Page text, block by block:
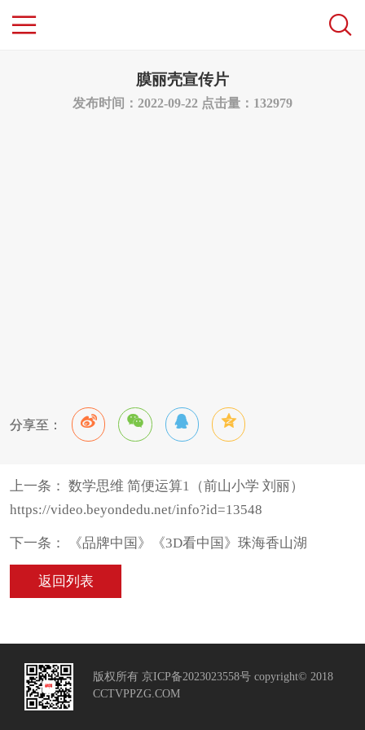
膜丽壳宣传片
发布时间：2022-09-22 点击量：132979
分享至：
上一条： 数学思维 简便运算1（前山小学 刘丽）
https://video.beyondedu.net/info?id=13548
下一条： 《品牌中国》《3D看中国》珠海香山湖
返回列表
版权所有 京ICP备2023023558号 copyright© 2018
CCTVPPZG.COM